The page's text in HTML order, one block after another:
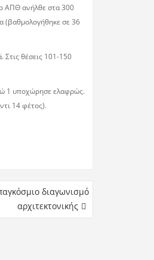
ΑΠΘ ανήλθε στα 300
(βαθμολογήθηκε σε 36
Στις θέσεις 101-150
1 υποχώρησε ελαφρώς.
14 φέτος).
διαγωνισμό
αρχιτεκτονικής